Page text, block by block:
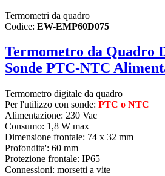
Termometri da quadro
Codice: EW-EMP60D075
Termometro da Quadro
Sonde PTC-NTC
Termometro digitale da quadro
Per l'utilizzo con sonde: PTC o NTC
Alimentazione: 230 Vac
Consumo: 1,8 W max
Dimensione frontale: 74 x 32 mm
Profondita': 60 mm
Protezione frontale: IP65
Connessioni: morsetti a vite